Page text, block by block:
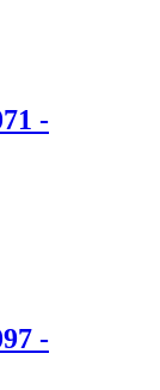
-
-